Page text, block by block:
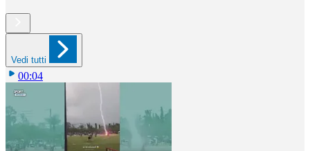
Vedi tutti
00:04